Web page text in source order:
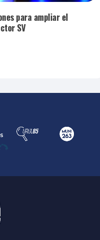
para ampliar el
SV